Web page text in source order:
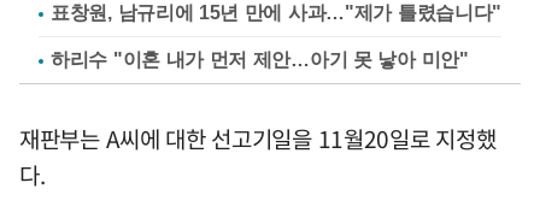
표창원, 남규리에 15년 만에 사과…"제가 틀렸습니다"
하리수 "이혼 내가 먼저 제안…아기 못 낳아 미안"
재판부는 A씨에 대한 선고기일을 11월20일로 지정했
다.